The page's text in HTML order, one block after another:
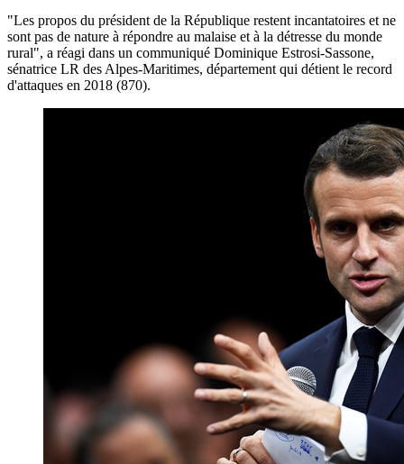
"Les propos du président de la République restent incantatoires et ne
sont pas de nature à répondre au malaise et à la détresse du monde
rural", a réagi dans un communiqué Dominique Estrosi-Sassone,
sénatrice LR des Alpes-Maritimes, département qui détient le record
d'attaques en 2018 (870).